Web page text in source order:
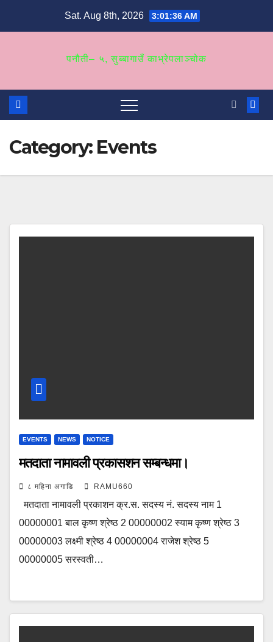
Sat. Aug 8th, 2026 3:01:37 AM
पनौती– ५, सुब्बागाउँ काभ्रेपलाञ्‍चोक
Category: Events
EVENTS NEWS NOTICE
मतदाता नामावली प्रकासशन सम्बन्धमा।
८ महिना अगाडि RAMU660
मतदाता नामावली प्रकाशन क्र.स. सदस्य नं. सदस्य नाम 1
00000001 बाल कृष्ण श्रेष्‍ठ 2 00000002 स्याम कृष्ण श्रेष्‍ठ 3
00000003 लक्ष्मी श्रेष्‍ठ 4 00000004 राजेश श्रेष्‍ठ 5
00000005 सरस्वती…